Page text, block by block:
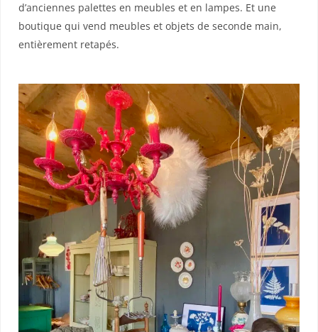
d’anciennes palettes en meubles et en lampes. Et une
boutique qui vend meubles et objets de seconde main,
entièrement retapés.